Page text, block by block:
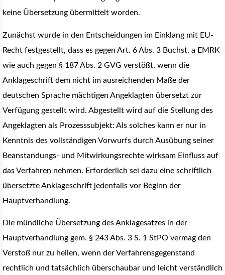
keine Übersetzung übermittelt worden.
Zunächst wurde in den Entscheidungen im Einklang mit EU-
Recht festgestellt, dass es gegen Art. 6 Abs. 3 Buchst. a EMRK
wie auch gegen § 187 Abs. 2 GVG verstößt, wenn die
Anklageschrift dem nicht im ausreichenden Maße der
deutschen Sprache mächtigen Angeklagten übersetzt zur
Verfügung gestellt wird. Abgestellt wird auf die Stellung des
Angeklagten als Prozesssubjekt: Als solches kann er nur in
Kenntnis des vollständigen Vorwurfs durch Ausübung seiner
Beanstandungs- und Mitwirkungsrechte wirksam Einfluss auf
das Verfahren nehmen. Erforderlich sei dazu eine schriftlich
übersetzte Anklageschrift jedenfalls vor Beginn der
Hauptverhandlung.
Die mündliche Übersetzung des Anklagesatzes in der
Hauptverhandlung gem. § 243 Abs. 3 S. 1 StPO vermag den
Verstoß nur zu heilen, wenn der Verfahrensgegenstand
rechtlich und tatsächlich überschaubar und leicht verständlich